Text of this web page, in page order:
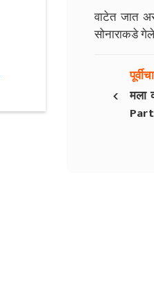
वाटेत जात
सोनाराकडे
‹
मला